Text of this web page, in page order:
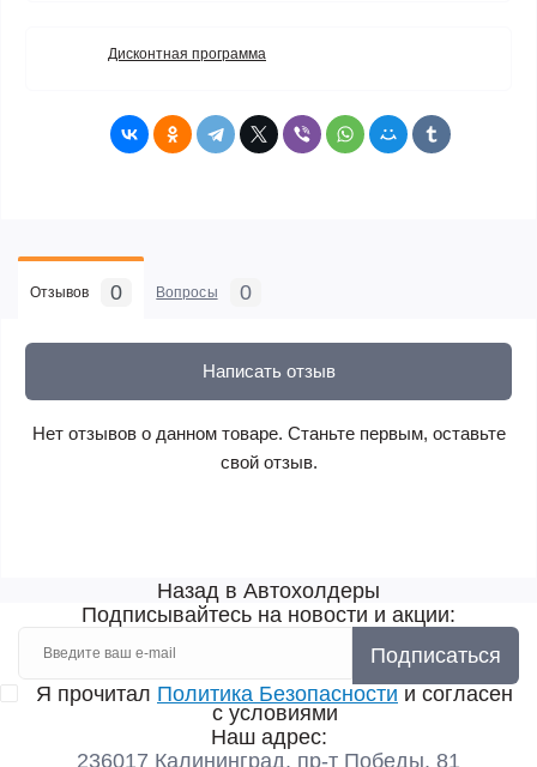
Дисконтная программа
Отзывов 0 Вопросы 0
Написать отзыв
Нет отзывов о данном товаре. Станьте первым, оставьте
свой отзыв.
Назад в Автохолдеры
Подписывайтесь на новости и акции:
Подписаться
Я прочитал Политика Безопасности и согласен
с условиями
Наш адрес:
236017 Калининград,​ пр-т Победы, 81